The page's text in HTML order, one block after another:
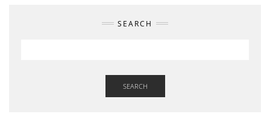
SEARCH
SEARCH